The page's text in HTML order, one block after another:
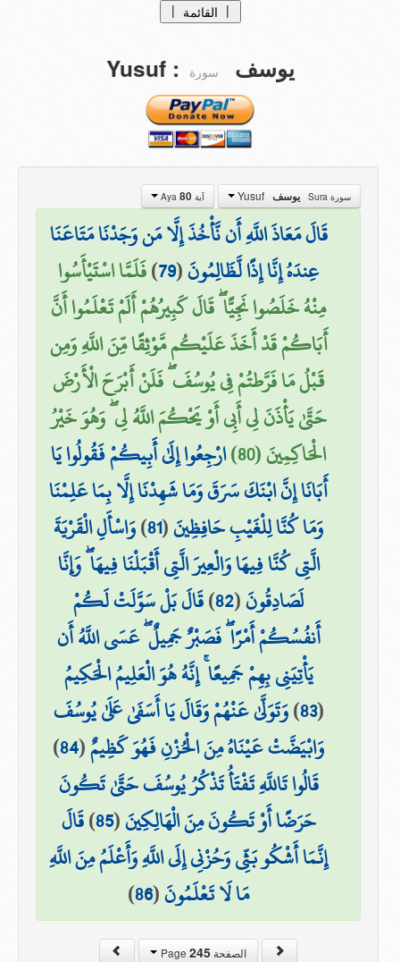
| |
تبرعات
يوسف سورة :
Yusuf
سورة Sura يوسف Yusuf آية Aya80
قَالَ مَعَاذَ اللَّهِ أَن نَّأْخُذَ إِلَّا مَن وَجَدْنَا مَتَاعَنَا
عِندَهُ إِنَّا إِذًا لَّظَالِمُونَ(
79
)فَلَمَّا اسْتَيْأَسُوا
مِنْهُ خَلَصُوا نَجِيًّا ۖ قَالَ كَبِيرُهُمْ أَلَمْ تَعْلَمُوا أَنَّ
أَبَاكُمْ قَدْ أَخَذَ عَلَيْكُم مَّوْثِقًا مِّنَ اللَّهِ وَمِن
قَبْلُ مَا فَرَّطتُمْ فِي يُوسُفَ ۖ فَلَنْ أَبْرَحَ الْأَرْضَ
حَتَّىٰ يَأْذَنَ لِي أَبِي أَوْ يَحْكُمَ اللَّهُ لِي ۖ وَهُوَ خَيْرُ
الْحَاكِمِينَ (80)
ارْجِعُوا إِلَىٰ أَبِيكُمْ فَقُولُوا يَا
أَبَانَا إِنَّ ابْنَكَ سَرَقَ وَمَا شَهِدْنَا إِلَّا بِمَا عَلِمْنَا
وَمَا كُنَّا لِلْغَيْبِ حَافِظِينَ(
81
)وَاسْأَلِ الْقَرْيَةَ
الَّتِي كُنَّا فِيهَا وَالْعِيرَ الَّتِي أَقْبَلْنَا فِيهَا ۖ وَإِنَّا
لَصَادِقُونَ(
82
)قَالَ بَلْ سَوَّلَتْ لَكُمْ
أَنفُسُكُمْ أَمْرًا ۖ فَصَبْرٌ جَمِيلٌ ۖ عَسَى اللَّهُ أَن
يَأْتِيَنِي بِهِمْ جَمِيعًا ۚ إِنَّهُ هُوَ الْعَلِيمُ الْحَكِيمُ
(
83
)وَتَوَلَّىٰ عَنْهُمْ وَقَالَ يَا أَسَفَىٰ عَلَىٰ يُوسُفَ
وَابْيَضَّتْ عَيْنَاهُ مِنَ الْحُزْنِ فَهُوَ كَظِيمٌ(
84
)
قَالُوا تَاللَّهِ تَفْتَأُ تَذْكُرُ يُوسُفَ حَتَّىٰ تَكُونَ
حَرَضًا أَوْ تَكُونَ مِنَ الْهَالِكِينَ(
85
)قَالَ
إِنَّمَا أَشْكُو بَثِّي وَحُزْنِي إِلَى اللَّهِ وَأَعْلَمُ مِنَ اللَّهِ
مَا لَا تَعْلَمُونَ(
86
)
الصفحة Page245